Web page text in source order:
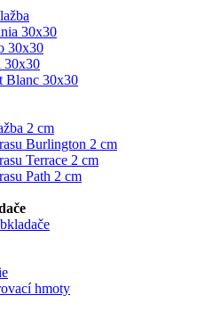
30x30
30x30
30x30
Blanc 30x30
2 cm
Burlington 2 cm
Terrace 2 cm
Path 2 cm
hmoty